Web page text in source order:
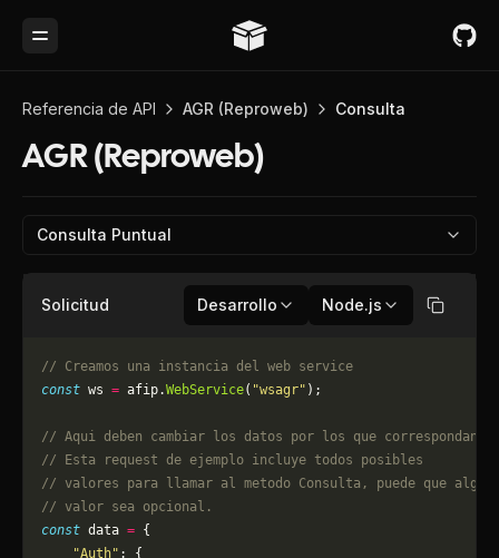
Toggle Menu
Referencia de API AGR (Reproweb) Consulta
AGR (Reproweb)
Consulta Puntual
Solicitud Desarrollo Node.js Copiar
// Creamos una instancia del web service
const ws = afip.WebService( "wsagr" );
// Aqui deben cambiar los datos por los que correspondan.
// Esta request de ejemplo incluye todos posibles
// valores para llamar al metodo Consulta, puede que algun
// valor sea opcional.
const data = {
    "Auth"
: {